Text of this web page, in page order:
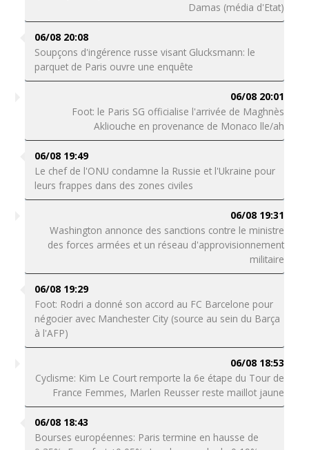
Damas (média d'Etat)
06/08 20:08
Soupçons d'ingérence russe visant Glucksmann: le
parquet de Paris ouvre une enquête
06/08 20:01
Foot: le Paris SG officialise l'arrivée de Maghnès
Akliouche en provenance de Monaco lle/ah
06/08 19:49
Le chef de l'ONU condamne la Russie et l'Ukraine pour
leurs frappes dans des zones civiles
06/08 19:31
Washington annonce des sanctions contre le ministre
des forces armées et un réseau d'approvisionnement
militaire
06/08 19:29
Foot: Rodri a donné son accord au FC Barcelone pour
négocier avec Manchester City (source au sein du Barça
à l'AFP)
06/08 18:53
Cyclisme: Kim Le Court remporte la 6e étape du Tour de
France Femmes, Marlen Reusser reste maillot jaune
06/08 18:43
Bourses européennes: Paris termine en hausse de